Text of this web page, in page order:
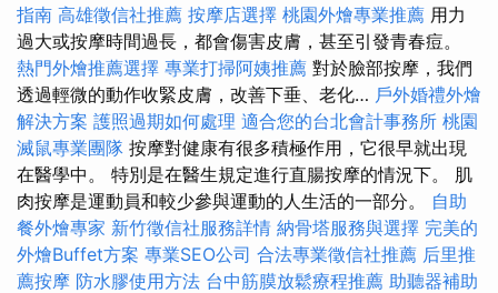
指南 高雄徵信社推薦 按摩店選擇 桃園外燴專業推薦 用力
過大或按摩時間過長，都會傷害皮膚，甚至引發青春痘。
熱門外燴推薦選擇 專業打掃阿姨推薦 對於臉部按摩，我們
透過輕微的動作收緊皮膚，改善下垂、老化… 戶外婚禮外燴
解決方案 護照過期如何處理 適合您的台北會計事務所 桃園
滅鼠專業團隊 按摩對健康有很多積極作用，它很早就出現
在醫學中。 特別是在醫生規定進行直腸按摩的情況下。 肌
肉按摩是運動員和較少參與運動的人生活的一部分。 自助
餐外燴專家 新竹徵信社服務詳情 納骨塔服務與選擇 完美的
外燴Buffet方案 專業SEO公司 合法專業徵信社推薦 后里推
薦按摩 防水膠使用方法 台中筋膜放鬆療程推薦 助聽器補助